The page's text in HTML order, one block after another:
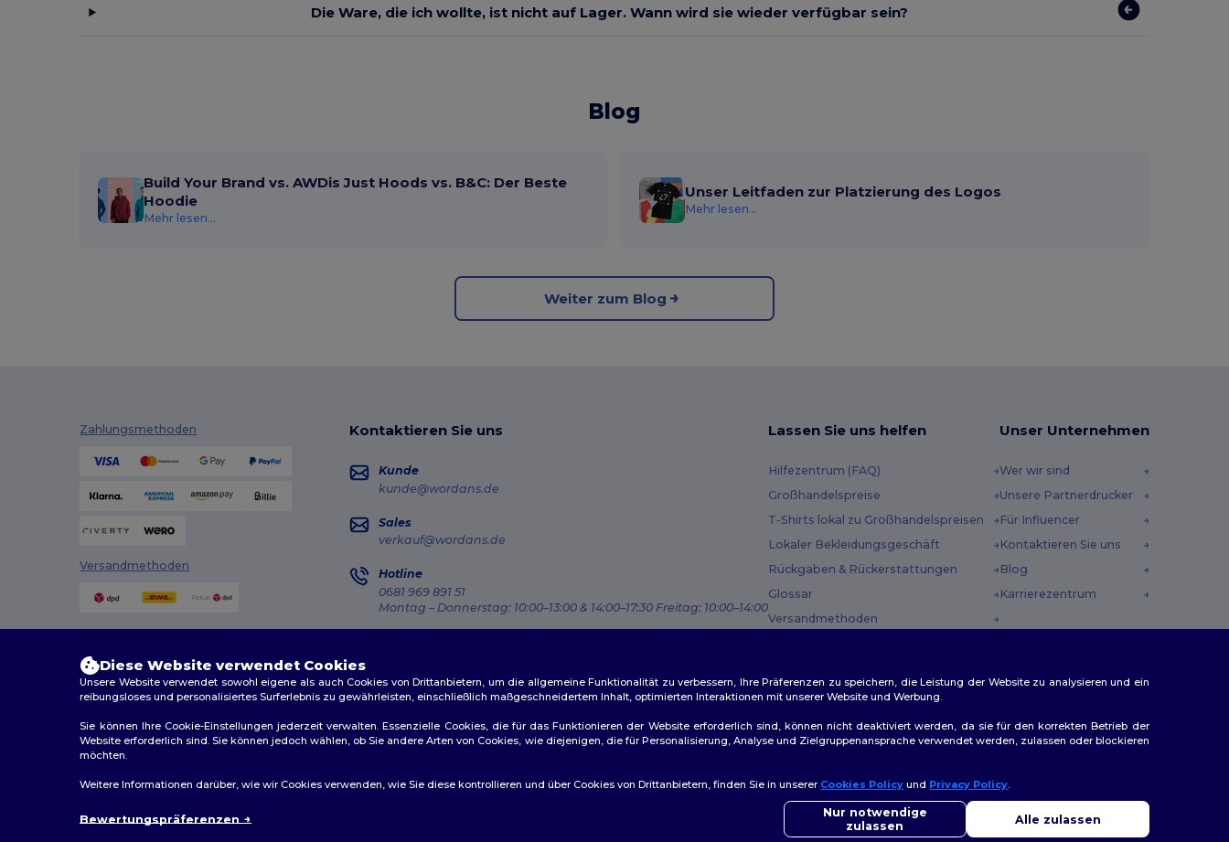
Die Ware, die ich wollte, ist nicht auf Lager. Wann wird sie wieder verfügbar sein?
Blog
Build Your Brand vs. AWDis Just Hoods vs. B&C: Der Beste
Hoodie
Mehr lesen...
Unser Leitfaden zur Platzierung des Logos
Mehr lesen...
Weiter zum Blog
Zahlungsmethoden
Versandmethoden
Kontaktieren Sie uns
Kunde
kunde@wordans.de
Sales
verkauf@wordans.de
Hotline
0681 969 891 51
Montag – Donnerstag: 10:00–13:00 & 14:00–17:30 Freitag: 10:00–14:00
Lassen Sie uns helfen
Hilfezentrum (FAQ)
Großhandelspreise
T-Shirts lokal zu Großhandelspreisen
Lokaler Bekleidungsgeschäft
Rückgaben & Rückerstattungen
Glossar
Versandmethoden
Unser Unternehmen
Wer wir sind
Unsere Partnerdrucker
Für Influencer
Kontaktieren Sie uns
Blog
Karrierezentrum
2026. Alle Rechte vorbehalten
Diese Website verwendet Cookies
Unsere Website verwendet sowohl eigene als auch Cookies von Drittanbietern, um die allgemeine Funktionalität zu verbessern, Ihre Präferenzen zu speichern, die Leistung der Website zu analysieren und ein
reibungsloses und personalisiertes Surferlebnis zu gewährleisten, einschließlich maßgeschneidertem Inhalt, optimierten Interaktionen mit unserer Website und Werbung.
Sie können Ihre Cookie-Einstellungen jederzeit verwalten. Essenzielle Cookies, die für das Funktionieren der Website erforderlich sind, können nicht deaktiviert werden, da sie für den korrekten Betrieb der
Website erforderlich sind. Sie können jedoch wählen, ob Sie andere Arten von Cookies, wie diejenigen, die für Personalisierung, Analyse und Zielgruppenansprache verwendet werden, zulassen oder blockieren
möchten.
Weitere Informationen darüber, wie wir Cookies verwenden, wie Sie diese kontrollieren und über Cookies von Drittanbietern, finden Sie in unserer Cookies Policy und Privacy Policy.
Bewertungspräferenzen
Nur notwendige
zulassen
Alle zulassen
👋 Hallo
Wenn Sie Fragen oder Bedenken haben, können Sie uns jederzeit
kontaktieren. Unser Chatbot ist hier, um Ihnen zu helfen.